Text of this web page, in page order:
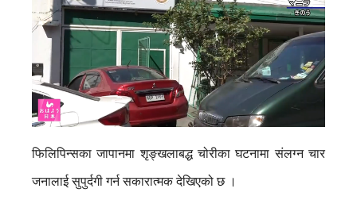
फिलिपिन्सका जापानमा शृङ्खलाबद्ध चोरीका घटनामा संलग्न चार
जनालाई सुपुर्दगी गर्न सकारात्मक देखिएको छ ।